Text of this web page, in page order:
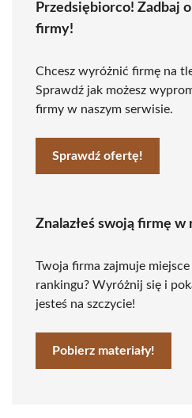
Przedsiębiorco! Zadbaj
firmy!
Chcesz wyróżnić firmę na
Sprawdź jak możesz
firmy w naszym serwisie.
Sprawdź ofertę!
Znalazłeś swoją firmę w
Twoja firma zajmuje
rankingu? Wyróżnij się i
jesteś na szczycie!
Pobierz materiały!